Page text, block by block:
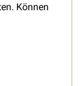
Können